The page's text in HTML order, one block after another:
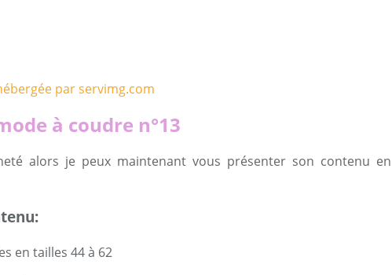
à coudre n°13
alors je peux maintenant vous présenter son contenu en
en tailles 44 à 62